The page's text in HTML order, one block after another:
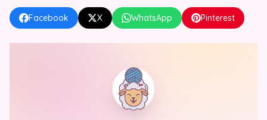
Facebook X WhatsApp Pinterest